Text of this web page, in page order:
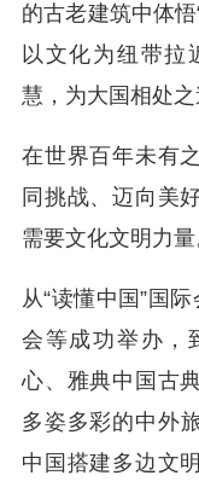
的古老建筑中体悟
以文化为纽带拉
慧，为大国相处之
在世界百年未有
同挑战、迈向美
需要文化文明力量
从“读懂中国”国
会等成功举办，
心、雅典中国古
多姿多彩的中外
中国搭建多边文